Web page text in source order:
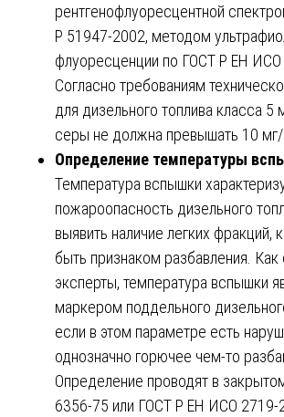
рентгенофлуоресцентной
Р 51947-2002, методом
флуоресценции по ГОСТ Р ЕН ИСО
Согласно требованиям
для дизельного топлива класса 5
серы не должна превышать 10 мг/
Определение температуры
Температура вспышки
пожароопасность дизельного
выявить наличие легких фракций,
быть признаком разбавления.
эксперты, температура вспышки
маркером поддельного
если в этом параметре есть
однозначно горючее чем-то
Определение проводят в
6356-75 или ГОСТ Р ЕН ИСО 2719-